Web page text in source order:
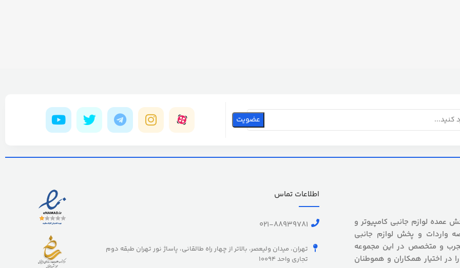
از 5 سال سابقه پخش عمده لوازم جانبی کامپیوتر و
واردات و پخش لوازم جانبی
و متخصص در این مجموعه
در اختیار همکاران و هموطنان
اطلاعات تماس
021-88939781
تهران، میدان ولیعصر، بالاتر از چهار راه طالقانی، پاساژ نور تهران طبقه دوم
تجاری واحد 10094